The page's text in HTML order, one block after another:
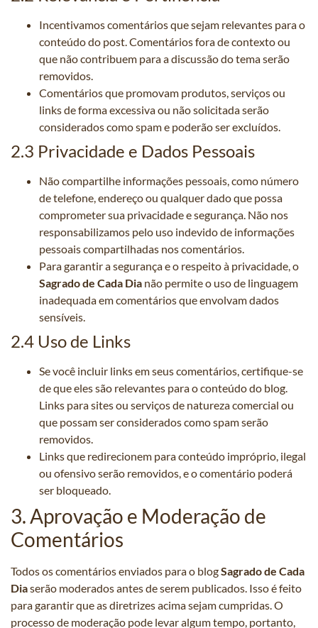
Incentivamos comentários que sejam relevantes para o
conteúdo do post. Comentários fora de contexto ou
que não contribuem para a discussão do tema serão
removidos.
Comentários que promovam produtos, serviços ou
links de forma excessiva ou não solicitada serão
considerados como spam e poderão ser excluídos.
2.3 Privacidade e Dados Pessoais
Não compartilhe informações pessoais, como número
de telefone, endereço ou qualquer dado que possa
comprometer sua privacidade e segurança. Não nos
responsabilizamos pelo uso indevido de informações
pessoais compartilhadas nos comentários.
Para garantir a segurança e o respeito à privacidade, o
Sagrado de Cada Dia não permite o uso de linguagem
inadequada em comentários que envolvam dados
sensíveis.
2.4 Uso de Links
Se você incluir links em seus comentários, certifique-se
de que eles são relevantes para o conteúdo do blog.
Links para sites ou serviços de natureza comercial ou
que possam ser considerados como spam serão
removidos.
Links que redirecionem para conteúdo impróprio, ilegal
ou ofensivo serão removidos, e o comentário poderá
ser bloqueado.
3. Aprovação e Moderação de
Comentários
Todos os comentários enviados para o blogSagrado de Cada
Diaserão moderados antes de serem publicados. Isso é feito
para garantir que as diretrizes acima sejam cumpridas. O
processo de moderação pode levar algum tempo, portanto,